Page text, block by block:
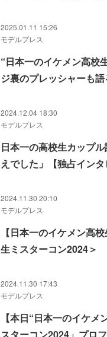
2025.01.11 15:26
モデルプレス
“日本一のイケメン高校
ジ裏のプレッシャーも
2024.12.04 18:30
モデルプレス
日本一の高校生カップ
えでした」【独占インタ
2024.11.30 20:10
モデルプレス
【日本一のイケメン高
生ミスターコン2024＞
2024.11.30 17:43
モデルプレス
【本日“日本一のイケ